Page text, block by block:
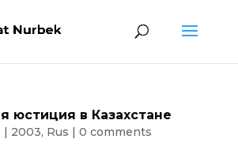
юстиция в Казахстане
| 2003, Rus | 0 comments